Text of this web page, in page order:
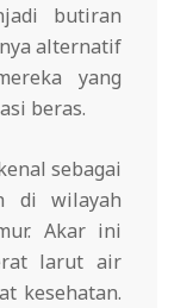
butiran
alternatif
yang
beras.
sebagai
di wilayah
Akar ini
larut air
kesehatan.